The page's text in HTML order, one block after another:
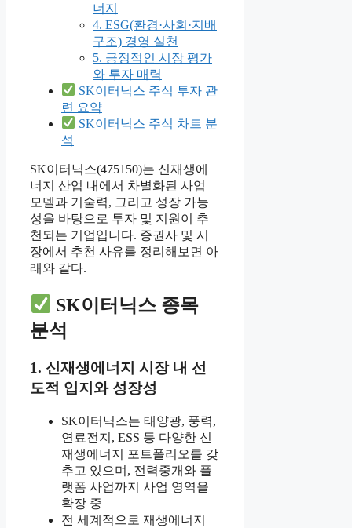
너지
4. ESG(환경·사회·지배
구조) 경영 실천
5. 긍정적인 시장 평가
와 투자 매력
SK이터닉스 주식 투자 관
련 요약
SK이터닉스 주식 차트 분
석
SK이터닉스(475150)는 신재생에
너지 산업 내에서 차별화된 사업
모델과 기술력, 그리고 성장 가능
성을 바탕으로 투자 및 지원이 추
천되는 기업입니다. 증권사 및 시
장에서 추천 사유를 정리해보면 아
래와 같다.
SK이터닉스 종목
분석
1. 신재생에너지 시장 내 선
도적 입지와 성장성
SK이터닉스는 태양광, 풍력,
연료전지, ESS 등 다양한 신
재생에너지 포트폴리오를 갖
추고 있으며, 전력중개와 플
랫폼 사업까지 사업 영역을
확장 중
전 세계적으로 재생에너지